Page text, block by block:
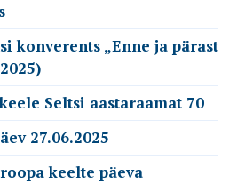
konverents „Enne ja pärast
Seltsi aastaraamat 70
27.06.2025
keelte päeva